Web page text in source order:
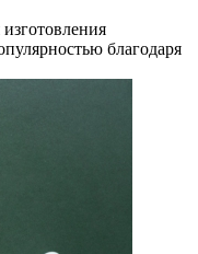
благодаря